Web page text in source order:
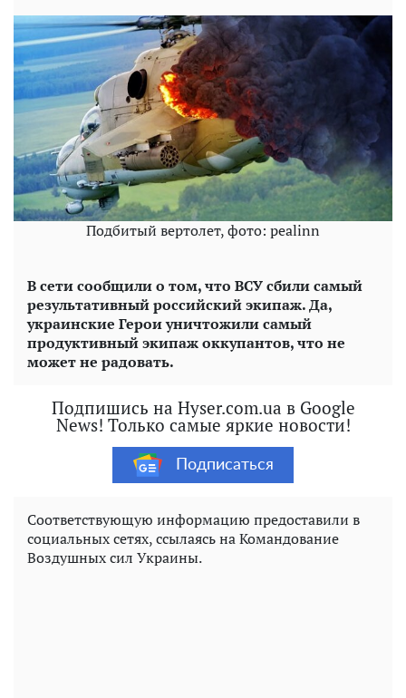
Подбитый вертолет, фото: pealinn
В сети сообщили о том, что ВСУ сбили самый
результативный российский экипаж. Да,
украинские Герои уничтожили самый
продуктивный экипаж оккупантов, что не
может не радовать.
Подпишись на Hyser.com.ua в Google
News! Только самые яркие новости!
Подписаться
Соответствующую информацию предоставили в
социальных сетях, ссылаясь на Командование
Воздушных сил Украины.